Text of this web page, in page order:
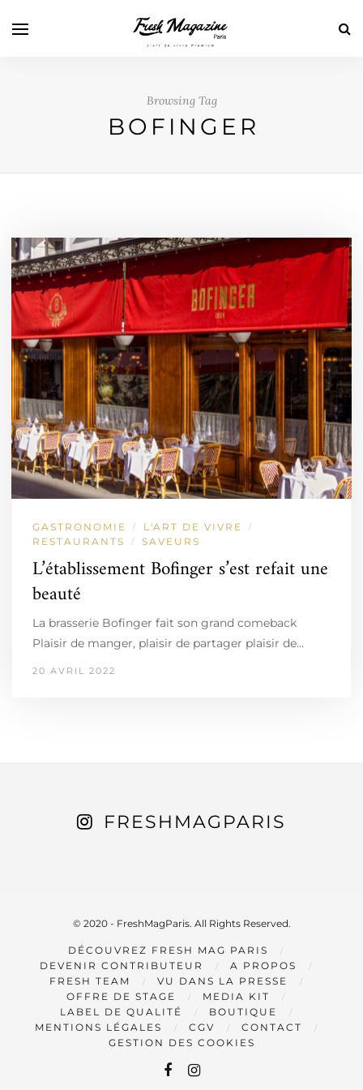
Browsing Tag
BOFINGER
GASTRONOMIE / L'ART DE VIVRE /
RESTAURANTS / SAVEURS
L’établissement Bofinger s’est refait une
beauté
La brasserie Bofinger fait son grand comeback
Plaisir de manger, plaisir de partager plaisir de…
20 AVRIL 2022
FRESHMAGPARIS
© 2020 - FreshMagParis. All Rights Reserved.
DÉCOUVREZ FRESH MAG PARIS
DEVENIR CONTRIBUTEUR
A PROPOS
FRESH TEAM
VU DANS LA PRESSE
OFFRE DE STAGE
MEDIA KIT
LABEL DE QUALITÉ
BOUTIQUE
MENTIONS LÉGALES
CGV
CONTACT
GESTION DES COOKIES